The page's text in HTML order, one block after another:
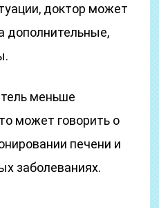
доктор может
дополнительные,
меньше
может говорить о
печени и
заболеваниях.